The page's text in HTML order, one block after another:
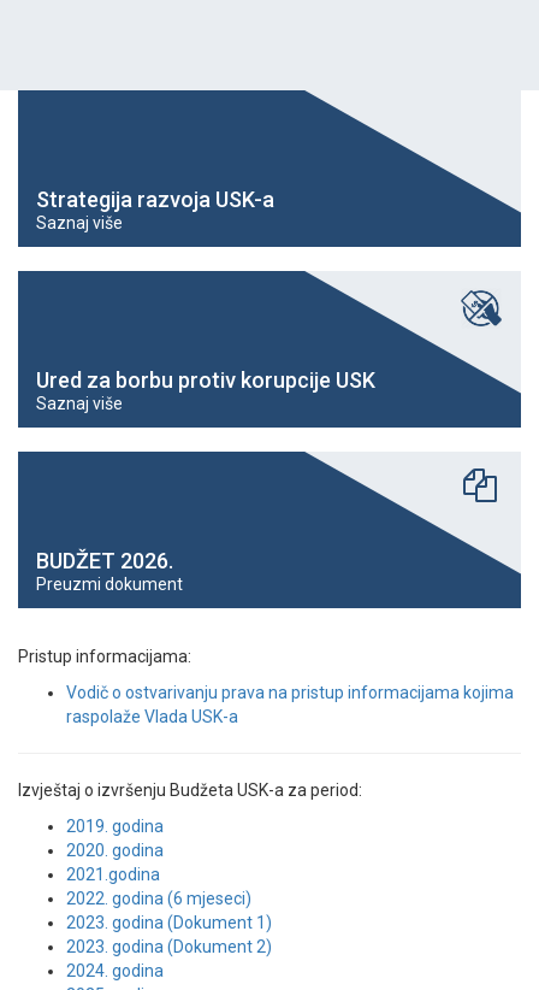
Strategija razvoja USK-a
Saznaj više
Ured za borbu protiv korupcije USK
Saznaj više
BUDŽET 2026.
Preuzmi dokument
Pristup informacijama:
Vodič o ostvarivanju prava na pristup informacijama kojima
raspolaže Vlada USK-a
Izvještaj o izvršenju Budžeta USK-a za period:
2019. godina
2020. godina
2021.godina
2022. godina (6 mjeseci)
2023. godina (Dokument 1)
2023. godina (Dokument 2)
2024. godina